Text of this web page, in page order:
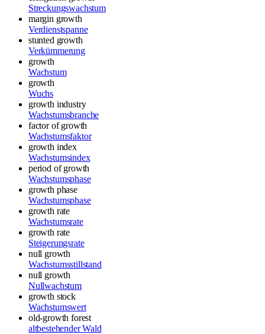
Streckungswachstum
margin growth
Verdienstspanne
stunted growth
Verkümmerung
growth
Wachstum
growth
Wuchs
growth industry
Wachstumsbranche
factor of growth
Wachstumsfaktor
growth index
Wachstumsindex
period of growth
Wachstumsphase
growth phase
Wachstumsphase
growth rate
Wachstumsrate
growth rate
Steigerungsrate
null growth
Wachstumsstillstand
null growth
Nullwachstum
growth stock
Wachstumswert
old-growth forest
altbestehender Wald